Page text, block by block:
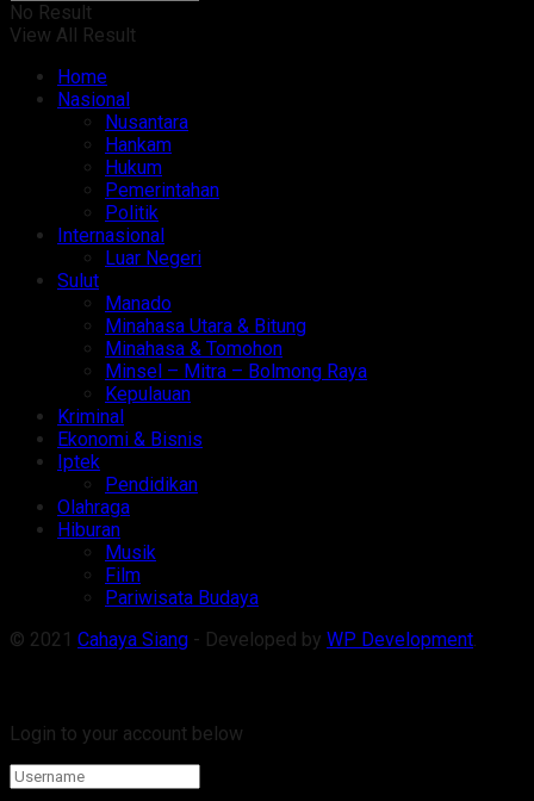
No Result
View All Result
Home
Nasional
Nusantara
Hankam
Hukum
Pemerintahan
Politik
Internasional
Luar Negeri
Sulut
Manado
Minahasa Utara & Bitung
Minahasa & Tomohon
Minsel – Mitra – Bolmong Raya
Kepulauan
Kriminal
Ekonomi & Bisnis
Iptek
Pendidikan
Olahraga
Hiburan
Musik
Film
Pariwisata Budaya
© 2021 Cahaya Siang - Developed by WP Development.
Login to your account below